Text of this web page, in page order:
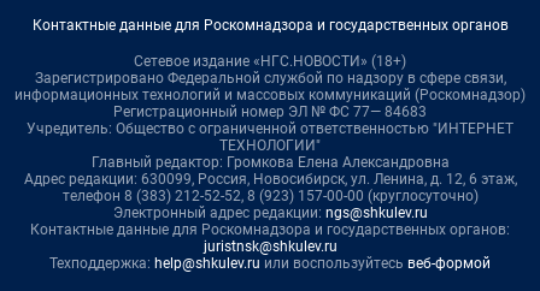
Контактные данные для Роскомнадзора и государственных органов
Сетевое издание «НГС.НОВОСТИ» (18+)
Зарегистрировано Федеральной службой по надзору в сфере связи,
информационных технологий и массовых коммуникаций (Роскомнадзор)
Регистрационный номер ЭЛ № ФС 77— 84683
Учредитель: Общество с ограниченной ответственностью "ИНТЕРНЕТ
ТЕХНОЛОГИИ"
Главный редактор: Громкова Елена Александровна
Адрес редакции: 630099, Россия, Новосибирск, ул. Ленина, д. 12, 6 этаж,
телефон 8 (383) 212-52-52, 8 (923) 157-00-00 (круглосуточно)
Электронный адрес редакции: ngs@shkulev.ru
Контактные данные для Роскомнадзора и государственных органов:
juristnsk@shkulev.ru
Техподдержка: help@shkulev.ru или воспользуйтесь веб-формой